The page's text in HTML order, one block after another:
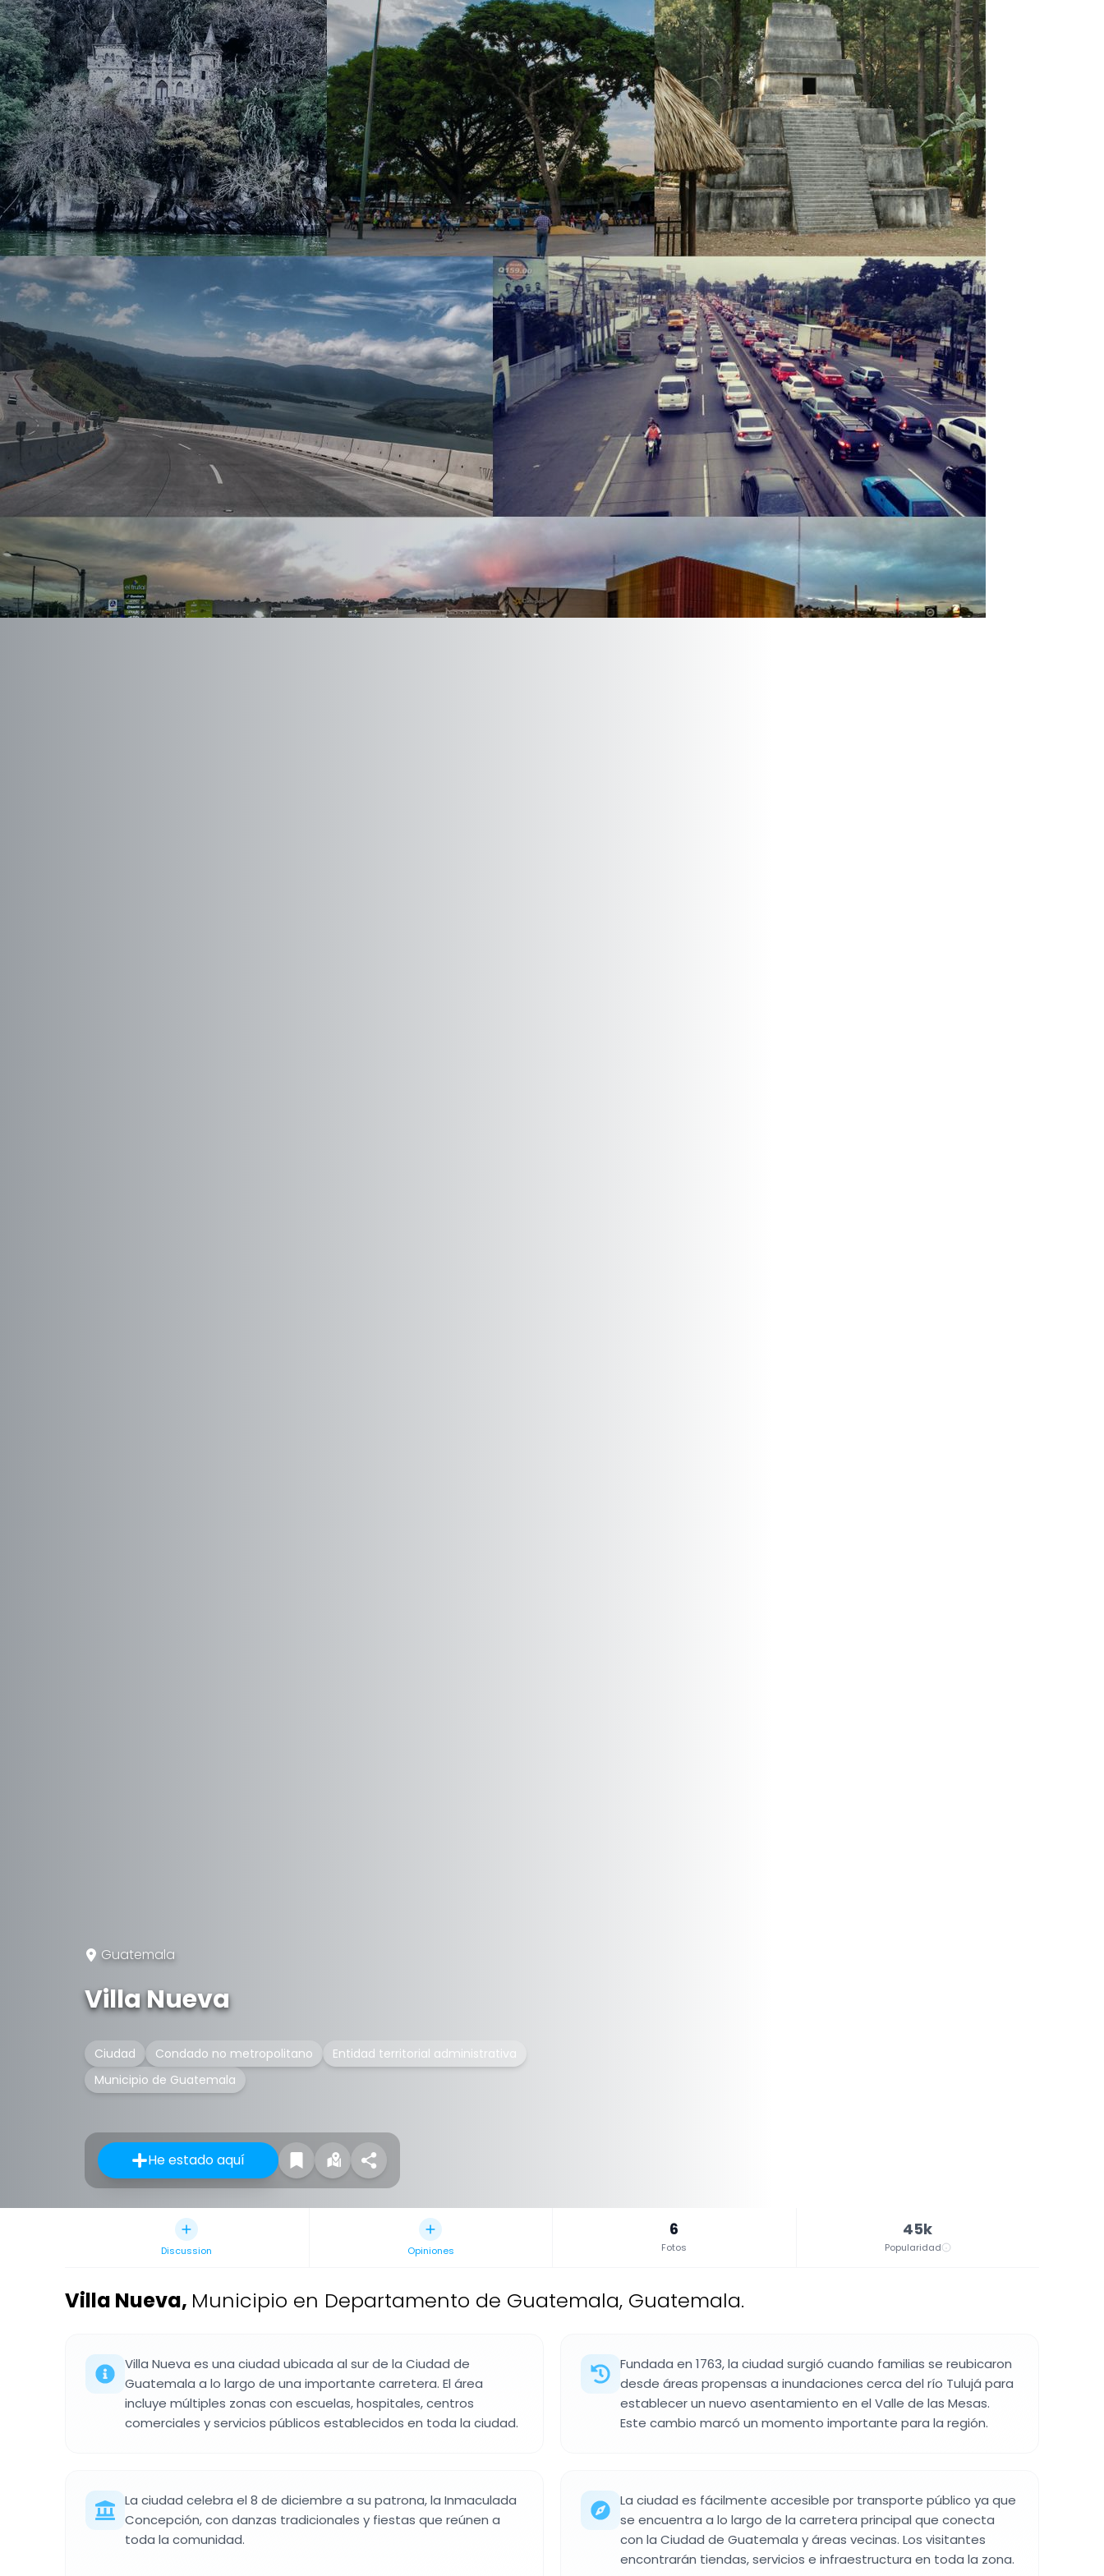
Guatemala
Villa Nueva
Ciudad Condado no metropolitano
Entidad territorial administrativa
Municipio de Guatemala
He estado aquí
Discussion Opiniones
6
Fotos
45k
Popularidad
Villa Nueva, Municipio en Departamento de Guatemala, Guatemala.
Villa Nueva es una ciudad ubicada al sur de la Ciudad de
Guatemala a lo largo de una importante carretera. El área
incluye múltiples zonas con escuelas, hospitales, centros
comerciales y servicios públicos establecidos en toda la ciudad.
Fundada en 1763, la ciudad surgió cuando familias se reubicaron
desde áreas propensas a inundaciones cerca del río Tulujá para
establecer un nuevo asentamiento en el Valle de las Mesas.
Este cambio marcó un momento importante para la región.
La ciudad celebra el 8 de diciembre a su patrona, la Inmaculada
Concepción, con danzas tradicionales y fiestas que reúnen a
toda la comunidad.
La ciudad es fácilmente accesible por transporte público ya que
se encuentra a lo largo de la carretera principal que conecta
con la Ciudad de Guatemala y áreas vecinas. Los visitantes
encontrarán tiendas, servicios e infraestructura en toda la zona.